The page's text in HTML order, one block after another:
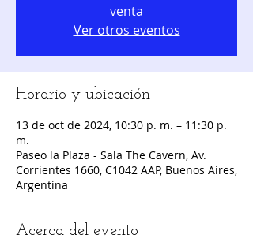
venta
Ver otros eventos
Horario y ubicación
13 de oct de 2024, 10:30 p. m. – 11:30 p.
m.
Paseo la Plaza - Sala The Cavern, Av.
Corrientes 1660, C1042 AAP, Buenos Aires,
Argentina
Acerca del evento